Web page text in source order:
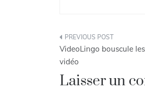
Navigation
de
l’article
VideoLingo bouscule
vidéo
Laisser un